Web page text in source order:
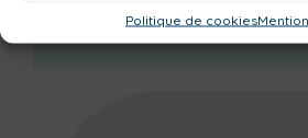
Politique de cookies
Numérique